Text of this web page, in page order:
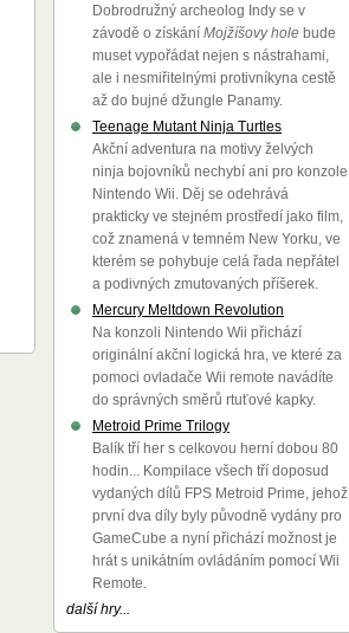
Dobrodružný archeolog Indy se v
závodě o získání Mojžíšovy hole bude
muset vypořádat nejen s nástrahami,
ale i nesmiřitelnými protivníkyna cestě
až do bujné džungle Panamy.
Teenage Mutant Ninja Turtles
Akční adventura na motivy želvých
ninja bojovníků nechybí ani pro konzole
Nintendo Wii. Děj se odehrává
prakticky ve stejném prostředí jako film,
což znamená v temném New Yorku, ve
kterém se pohybuje celá řada nepřátel
a podivných zmutovaných příšerek.
Mercury Meltdown Revolution
Na konzoli Nintendo Wii přichází
originální akční logická hra, ve které za
pomoci ovladače Wii remote navádíte
do správných směrů rtuťové kapky.
Metroid Prime Trilogy
Balík tří her s celkovou herní dobou 80
hodin... Kompilace všech tří doposud
vydaných dílů FPS Metroid Prime, jehož
první dva díly byly původně vydány pro
GameCube a nyní přichází možnost je
hrát s unikátním ovládáním pomocí Wii
Remote.
další hry...